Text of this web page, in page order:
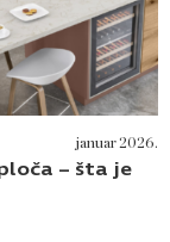
januar 2026.
– šta je